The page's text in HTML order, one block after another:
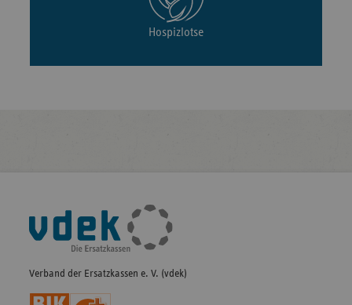
Hospizlotse
Fußleisten-
Navigation
Verband der Ersatzkassen e. V. (vdek)